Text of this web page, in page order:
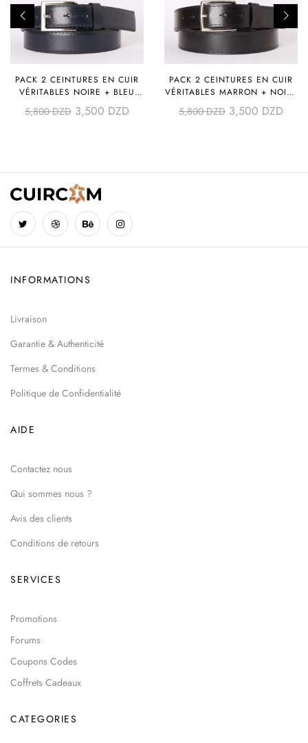
PACK 2 CEINTURES EN CUIR
VÉRITABLES NOIRE + BLEU
(COUSUE GLACÉE +
TEXTURÉE)
5,800DZD 3,500 DZD
PACK 2 CEINTURES EN CUIR
VÉRITABLES MARRON + NOIRE
(COUSUES GLACÉES)
5,800DZD 3,500 DZD
INFORMATIONS
Livraison
Garantie & Authenticité
Termes & Conditions
Politique de Confidentialité
AIDE
Contactez nous
Qui sommes nous ?
Avis des clients
Conditions de retours
SERVICES
Promotions
Forums
Coupons Codes
Coffrets Cadeaux
CATEGORIES